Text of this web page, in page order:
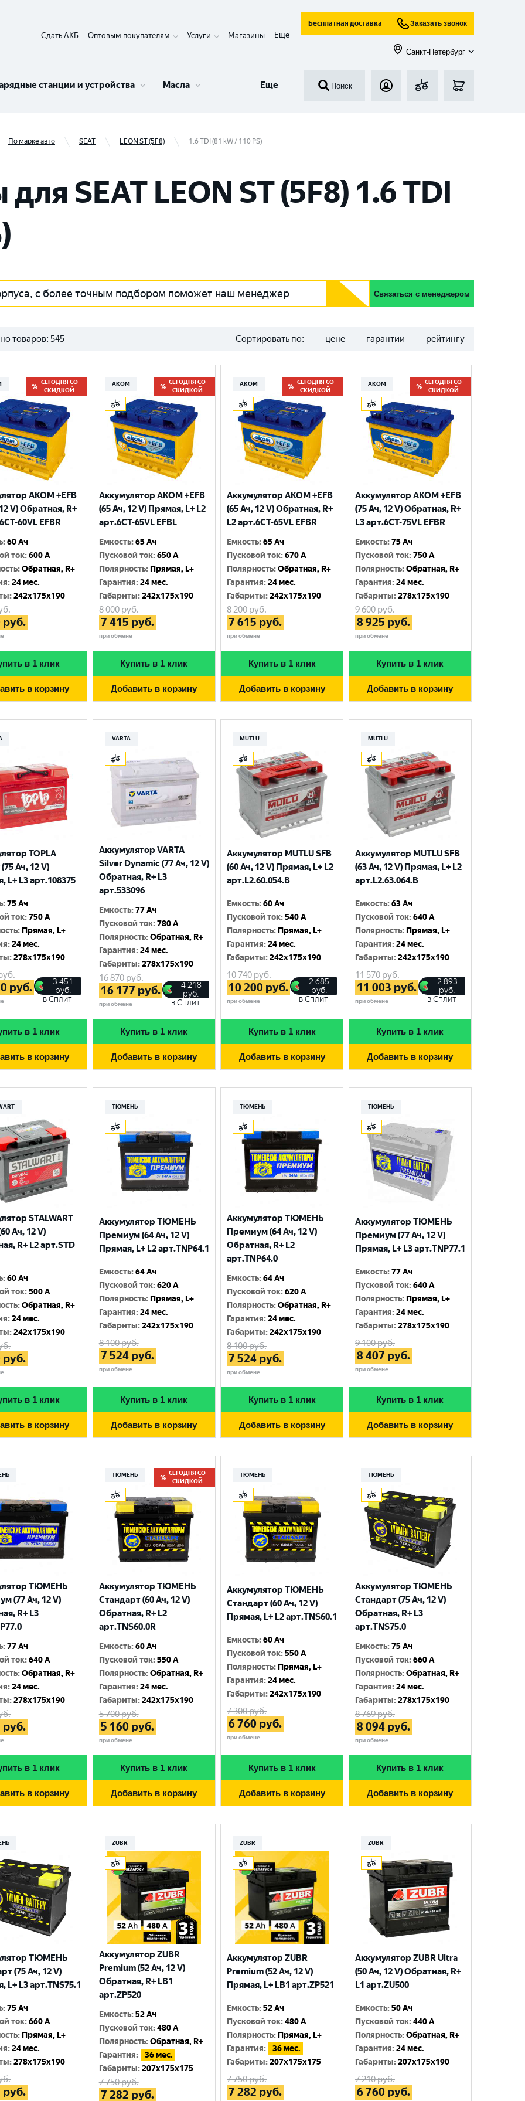
Сдать АКБ Оптовым покупателям Услуги Магазины Еще
Бесплатная доставка Заказать звонок
Санкт-Петербург
станции и устройства Масла Еще Поиск
По марке авто SEAT LEON ST (5F8) 1.6 TDI (81 kW / 110 PS)
SEAT LEON ST (5F8) 1.6 TDI
с более точным подбором поможет наш менеджер Связаться с менеджером
товаров: 545 Сортировать по: цене гарантии рейтингу
СЕГОДНЯ СО
СКИДКОЙ
AKOM +EFB
V) Обратная, R+
60VL EFBR
:60 Ач
ток:600 A
:Обратная, R+
:24 мес.
:242x175x190
руб.
в 1 клик
в корзину
АКОМ
СЕГОДНЯ СО
СКИДКОЙ
Аккумулятор AKOM +EFB
(65 Ач, 12 V) Прямая, L+ L2
арт.6СТ-65VL EFBL
Емкость:65 Ач
Пусковой ток:650 A
Полярность: Прямая, L+
Гарантия:24 мес.
Габариты:242x175x190
8 000руб.
7 415 руб.
при обмене
Купить в 1 клик
Добавить в корзину
АКОМ
СЕГОДНЯ СО
СКИДКОЙ
Аккумулятор AKOM +EFB
(65 Ач, 12 V) Обратная, R+
L2 арт.6CT-65VL EFBR
Емкость:65 Ач
Пусковой ток:670 A
Полярность:Обратная, R+
Гарантия:24 мес.
Габариты:242x175x190
8 200руб.
7 615 руб.
при обмене
Купить в 1 клик
Добавить в корзину
АКОМ
СЕГОДНЯ СО
СКИДКОЙ
Аккумулятор AKOM +EFB
(75 Ач, 12 V) Обратная, R+
L3 арт.6СТ-75VL EFBR
Емкость:75 Ач
Пусковой ток:750 A
Полярность:Обратная, R+
Гарантия:24 мес.
Габариты:278x175x190
9 600руб.
8 925 руб.
при обмене
Купить в 1 клик
Добавить в корзину
TOPLA
Ач, 12 V)
L+ L3 арт.108375
:75 Ач
ток:750 A
: Прямая, L+
:24 мес.
:278x175x190
руб.
3 451
руб.
в Сплит
в 1 клик
в корзину
VARTA
Аккумулятор VARTA
Silver Dynamic (77 Ач, 12 V)
Обратная, R+ L3
арт.533096
Емкость:77 Ач
Пусковой ток:780 A
Полярность:Обратная, R+
Гарантия:24 мес.
Габариты:278x175x190
16 870руб.
16 177 руб.
при обмене
4 218
руб.
в Сплит
Купить в 1 клик
Добавить в корзину
MUTLU
Аккумулятор MUTLU SFB
(60 Ач, 12 V) Прямая, L+ L2
арт.L2.60.054.B
Емкость:60 Ач
Пусковой ток:540 A
Полярность: Прямая, L+
Гарантия:24 мес.
Габариты:242x175x190
10 740руб.
10 200 руб.
при обмене
2 685
руб.
в Сплит
Купить в 1 клик
Добавить в корзину
MUTLU
Аккумулятор MUTLU SFB
(63 Ач, 12 V) Прямая, L+ L2
арт.L2.63.064.B
Емкость:63 Ач
Пусковой ток:640 A
Полярность: Прямая, L+
Гарантия:24 мес.
Габариты:242x175x190
11 570руб.
11 003 руб.
при обмене
2 893
руб.
в Сплит
Купить в 1 клик
Добавить в корзину
STALWART
Ач, 12 V)
R+ L2 арт.STD
:60 Ач
ток:500 A
:Обратная, R+
:24 мес.
:242x175x190
руб.
в 1 клик
в корзину
ТЮМЕНЬ
Аккумулятор ТЮМЕНЬ
Премиум (64 Ач, 12 V)
Прямая, L+ L2 арт.TNP64.1
Емкость:64 Ач
Пусковой ток:620 A
Полярность: Прямая, L+
Гарантия:24 мес.
Габариты:242x175x190
8 100руб.
7 524руб.
при обмене
Купить в 1 клик
Добавить в корзину
ТЮМЕНЬ
Аккумулятор ТЮМЕНЬ
Премиум (64 Ач, 12 V)
Обратная, R+ L2
арт.TNP64.0
Емкость:64 Ач
Пусковой ток:620 A
Полярность:Обратная, R+
Гарантия:24 мес.
Габариты:242x175x190
8 100руб.
7 524 руб.
при обмене
Купить в 1 клик
Добавить в корзину
ТЮМЕНЬ
Аккумулятор ТЮМЕНЬ
Премиум (77 Ач, 12 V)
Прямая, L+ L3 арт.TNP77.1
Емкость:77 Ач
Пусковой ток:640 A
Полярность: Прямая, L+
Гарантия:24 мес.
Габариты:278x175x190
9 100руб.
8 407 руб.
при обмене
Купить в 1 клик
Добавить в корзину
ТЮМЕНЬ
(77 Ач, 12 V)
R+ L3
:77 Ач
ток:640 A
:Обратная, R+
:24 мес.
:278x175x190
руб.
в 1 клик
в корзину
ТЮМЕНЬ
СЕГОДНЯ СО
СКИДКОЙ
Аккумулятор ТЮМЕНЬ
Стандарт (60 Ач, 12 V)
Обратная, R+ L2
арт.TNS60.0R
Емкость:60 Ач
Пусковой ток:550 A
Полярность:Обратная, R+
Гарантия:24 мес.
Габариты:242x175x190
5 700руб.
5 160 руб.
при обмене
Купить в 1 клик
Добавить в корзину
ТЮМЕНЬ
Аккумулятор ТЮМЕНЬ
Стандарт (60 Ач, 12 V)
Прямая, L+ L2 арт.TNS60.1
Емкость:60 Ач
Пусковой ток:550 A
Полярность: Прямая, L+
Гарантия:24 мес.
Габариты:242x175x190
7 300руб.
6 760 руб.
при обмене
Купить в 1 клик
Добавить в корзину
ТЮМЕНЬ
Аккумулятор ТЮМЕНЬ
Стандарт (75 Ач, 12 V)
Обратная, R+ L3
арт.TNS75.0
Емкость:75 Ач
Пусковой ток:660 A
Полярность:Обратная, R+
Гарантия:24 мес.
Габариты:278x175x190
8 769руб.
8 094руб.
при обмене
Купить в 1 клик
Добавить в корзину
ТЮМЕНЬ
(75 Ач, 12 V)
L+ L3 арт.TNS75.1
:75 Ач
ток:660 A
: Прямая, L+
:24 мес.
:278x175x190
руб.
ZUBR
Аккумулятор ZUBR
Premium (52 Ач, 12 V)
Обратная, R+ LB1
арт.ZP520
Емкость:52 Ач
Пусковой ток:480 A
Полярность:Обратная, R+
Гарантия:
36 мес.
Габариты:207x175x175
7 750руб.
7 282 руб.
ZUBR
Аккумулятор ZUBR
Premium (52 Ач, 12 V)
Прямая, L+ LB1 арт.ZP521
Емкость:52 Ач
Пусковой ток:480 A
Полярность: Прямая, L+
Гарантия:
36 мес.
Габариты:207x175x175
7 750руб.
7 282 руб.
ZUBR
Аккумулятор ZUBR Ultra
(50 Ач, 12 V) Обратная, R+
L1 арт.ZU500
Емкость:50 Ач
Пусковой ток:440 A
Полярность:Обратная, R+
Гарантия:24 мес.
Габариты:207x175x190
7 210руб.
6 760 руб.
Выберите ваш город
Великий Новгород
Гатчина
Санкт-Петербург
Смоленск